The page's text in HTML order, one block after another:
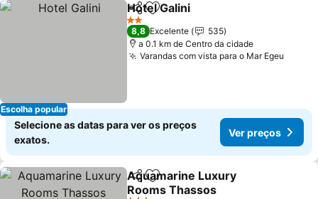
Escolha popular
PartilharAdicionar aos favoritos
Hotel Galini
2 Estrelas
8,8 Excelente
535
a 0.1 km de Centro da cidade
Varandas com vista para o Mar Egeu
Selecione as datas para ver os preços
exatos.
Ver preços
PartilharAdicionar aos favoritos
Aquamarine Luxury
Rooms Thassos